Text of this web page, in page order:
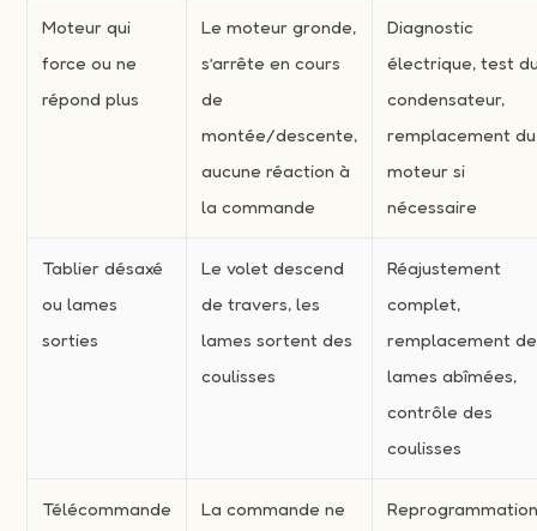
Moteur qui
force ou ne
répond plus
Le moteur gronde,
s’arrête en cours
de
montée/descente,
aucune réaction à
la commande
Diagnostic
électrique, test
condensateur,
remplacement du
moteur si
nécessaire
Tablier désaxé
ou lames
sorties
Le volet descend
de travers, les
lames sortent des
coulisses
Réajustement
complet,
remplacement de
lames abîmées,
contrôle des
coulisses
Télécommande
La commande ne